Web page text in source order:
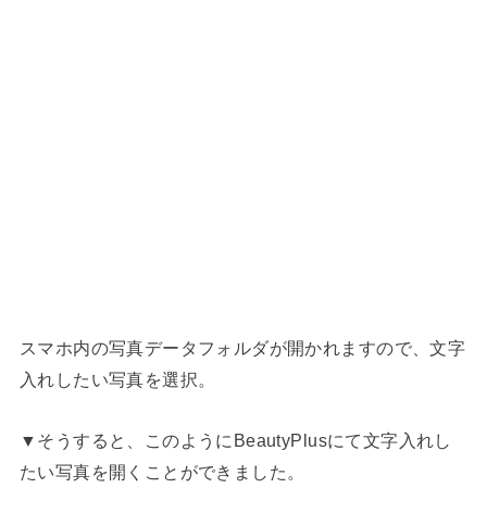
スマホ内の写真データフォルダが開かれますので、文字
入れしたい写真を選択。
▼そうすると、このようにBeautyPlusにて文字入れし
たい写真を開くことができました。